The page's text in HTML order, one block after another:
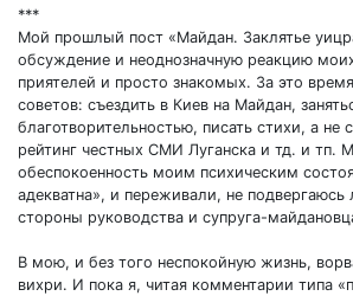
***
Мой прошлый пост «Майдан. Заклятье
обсуждение и неоднозначную реакцию
приятелей и просто знакомых. За это
советов: съездить в Киев на Майдан,
благотворительностью, писать стихи, а не
рейтинг честных СМИ Луганска и тд. и тп.
обеспокоенность моим психическим
адекватна», и переживали, не подвергаюсь
стороны руководства и супруга-
В мою, и без того неспокойную жизнь,
вихри. И пока я, читая комментарии типа